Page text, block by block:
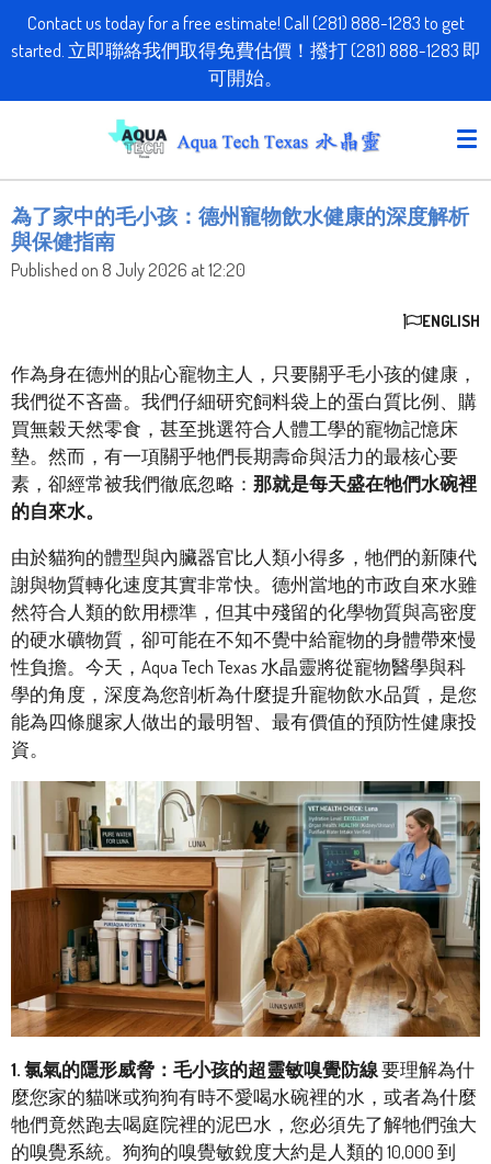
Skip
to
content
Contact us today for a free estimate! Call (281) 888-1283 to get
started. 立即聯絡我們取得免費估價！撥打 (281) 888-1283 即
可開始。
為了家中的毛小孩：德州寵物飲水健康的深度解析
與保健指南
Published on 8 July 2026 at 12:20
ENGLISH
作為身在德州的貼心寵物主人，只要關乎毛小孩的健康，
我們從不吝嗇。我們仔細研究飼料袋上的蛋白質比例、購
買無穀天然零食，甚至挑選符合人體工學的寵物記憶床
墊。然而，有一項關乎牠們長期壽命與活力的最核心要
素，卻經常被我們徹底忽略： 那就是每天盛在牠們水碗裡
的自來水。
由於貓狗的體型與內臟器官比人類小得多，牠們的新陳代
謝與物質轉化速度其實非常快。德州當地的市政自來水雖
然符合人類的飲用標準，但其中殘留的化學物質與高密度
的硬水礦物質，卻可能在不知不覺中給寵物的身體帶來慢
性負擔。今天，Aqua Tech Texas 水晶靈將從寵物醫學與科
學的角度，深度為您剖析為什麼提升寵物飲水品質，是您
能為四條腿家人做出的最明智、最有價值的預防性健康投
資。
1. 氯氣的隱形威脅：毛小孩的超靈敏嗅覺防線要理解為什
麼您家的貓咪或狗狗有時不愛喝水碗裡的水，或者為什麼
牠們竟然跑去喝庭院裡的泥巴水，您必須先了解牠們強大
的嗅覺系統。狗狗的嗅覺敏銳度大約是人類的 10,000 到